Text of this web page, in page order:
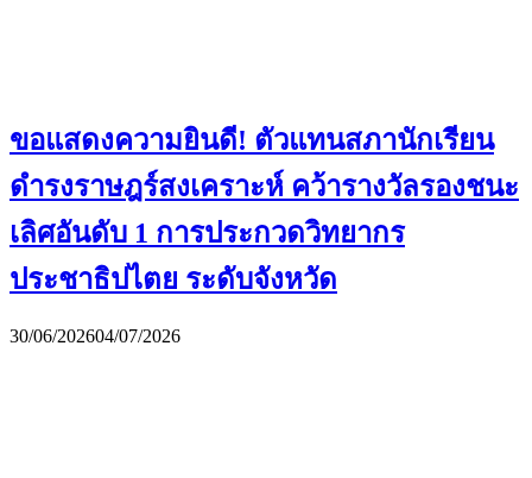
ขอแสดงความยินดี! ตัวแทนสภานักเรียน
ดำรงราษฎร์สงเคราะห์ คว้ารางวัลรองชนะ
เลิศอันดับ 1 การประกวดวิทยากร
ประชาธิปไตย ระดับจังหวัด
30/06/202604/07/2026